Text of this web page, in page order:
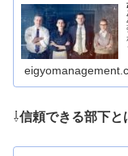
⇩信頼できる部下と